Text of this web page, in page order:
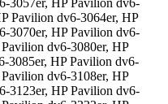
3057er, HP Pavilion dv6-
Pavilion dv6-3064er, HP
3070er, HP Pavilion dv6-
dv6-3080er, HP
3085er, HP Pavilion dv6-
dv6-3108er, HP
3123er, HP Pavilion dv6-